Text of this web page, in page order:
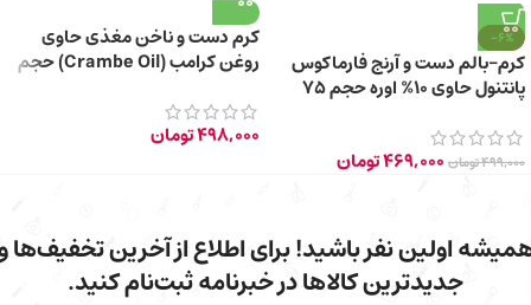
-6%
کرم-بالم دست و آرنج فارماکوس
پانتنول حاوی 10% اوره حجم 75
499,000تومان 469,000تومان
کرم دست و ناخن مغذی حاوی
روغن کرامب (Crambe Oil) حجم
498,000تومان
اولین نفر باشید! برای اطلاع از آخرین تخفیف‌ها
جدیدترین کالاها در خبرنامه ثبت‌نام کنید.